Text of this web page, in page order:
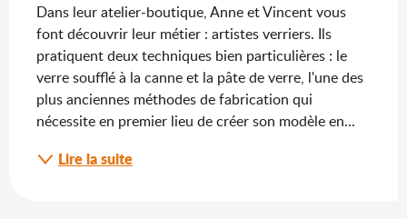
Dans leur atelier-boutique, Anne et Vincent vous
font découvrir leur métier : artistes verriers. Ils
pratiquent deux techniques bien particulières : le
verre soufflé à la canne et la pâte de verre, l'une des
plus anciennes méthodes de fabrication qui
nécessite en premier lieu de créer son modèle en...
Lire la suite